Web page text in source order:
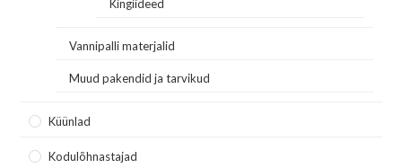
Kingiideed
Vannipalli materjalid
Muud pakendid ja tarvikud
Küünlad
Kodulõhnastajad